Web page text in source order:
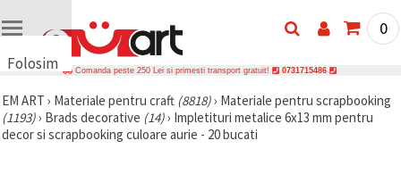
Folosim
uri
🍪 Folosim
cookie-uri
0
Comanda peste 250 Lei si primesti transport gratuit! 0731715486
EM ART › Materiale pentru craft (8818)› Materiale pentru scrapbooking
(1193)› Brads decorative (14)› Impletituri metalice 6x13 mm pentru
decor si scrapbooking culoare aurie - 20 bucati